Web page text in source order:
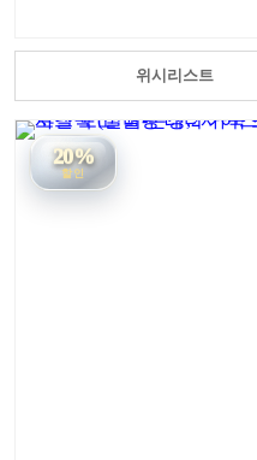
위시리스트
20%
할인